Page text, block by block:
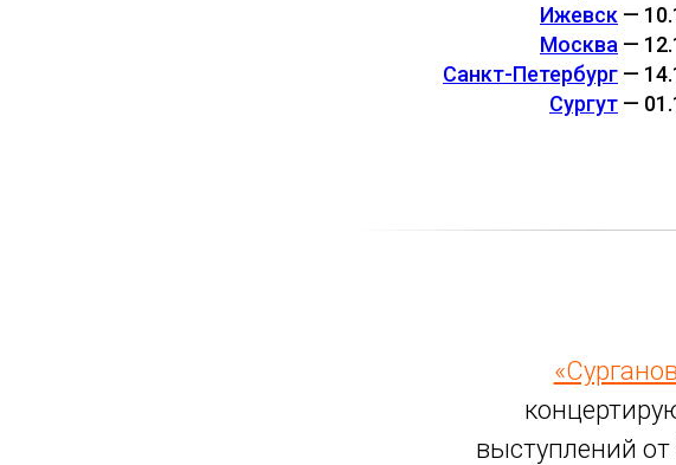
Ижевск —
Москва —
Санкт-Петербург —
Сургут —
выступлений